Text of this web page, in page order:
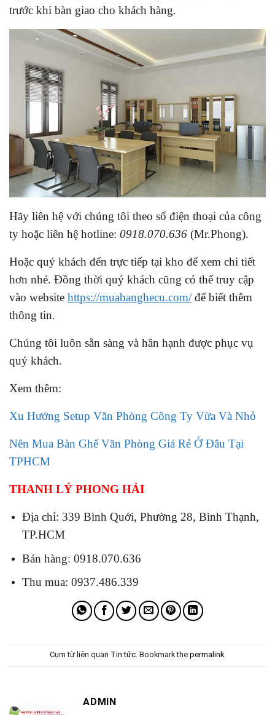
trước khi bàn giao cho khách hàng.
Hãy liên hệ với chúng tôi theo số điện thoại của công
ty hoặc liên hệ hotline: 0918.070.636 (Mr.Phong).
Hoặc quý khách đến trực tiếp tại kho để xem chi tiết
hơn nhé. Đồng thời quý khách cũng có thể truy cập
vào website https://muabanghecu.com/để biết thêm
thông tin.
Chúng tôi luôn sẵn sàng và hân hạnh được phục vụ
quý khách.
Xem thêm:
Xu Hướng Setup Văn Phòng Công Ty Vừa Và Nhỏ
Nên Mua Bàn Ghế Văn Phòng Giá Rẻ Ở Đâu Tại
TPHCM
THANH LÝ PHONG HẢI
Địa chỉ: 339 Bình Quới, Phường 28, Bình Thạnh,
TP.HCM
Bán hàng: 0918.070.636
Thu mua: 0937.486.339
Cụm từ liên quan Tin tức. Bookmark the permalink.
ADMIN